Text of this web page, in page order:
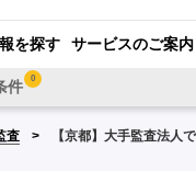
を探す サービスのご案内
件 0
査 【京都】大手監査法人